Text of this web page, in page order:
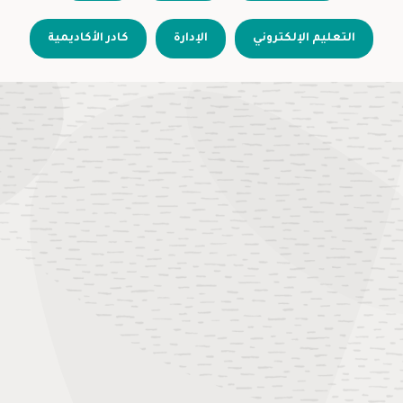
كادر الأكاديمية الإدارة التعليم الإلكتروني